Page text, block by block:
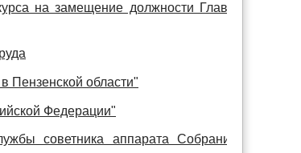
на замещение должности Главы
Пензенской области"
Федерации"
советника аппарата Собрания